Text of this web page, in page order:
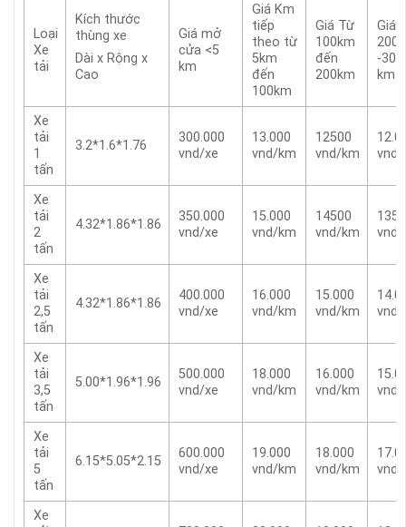
Loại
Xe
tải
Kích thước
thùng xe
Dài x Rộng x
Cao
Giá mở
cửa <5
km
Giá Km
tiếp
theo từ
5km
đến
100km
Giá Từ
100km
đến
200km
Giá
-300
km
Xe
tải
1
tấn
3.2*1.6*1.76
300.000
vnd/xe
13.000
vnd/km
12500
vnd/km
vnd/
Xe
tải
2
tấn
4.32*1.86*1.86
350.000
vnd/xe
15.000
vnd/km
14500
vnd/km
vnd/
Xe
tải
2,5
tấn
4.32*1.86*1.86
400.000
vnd/xe
16.000
vnd/km
15.000
vnd/km
vnd/
Xe
tải
3,5
tấn
5.00*1.96*1.96
500.000
vnd/xe
18.000
vnd/km
16.000
vnd/km
vnd/
Xe
tải
5
tấn
6.15*5.05*2.15
600.000
vnd/xe
19.000
vnd/km
18.000
vnd/km
vnd/
Xe